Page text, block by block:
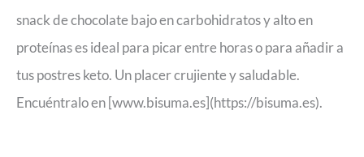
snack de chocolate bajo en carbohidratos y alto en
proteínas es ideal para picar entre horas o para añadir a
tus postres keto. Un placer crujiente y saludable.
Encuéntralo en [www.bisuma.es](https://bisuma.es).